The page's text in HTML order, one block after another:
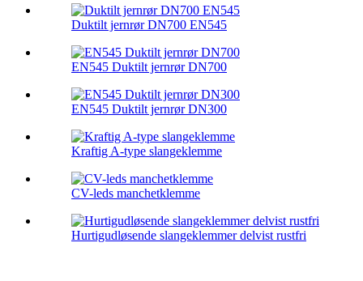
Duktilt jernrør DN700 EN545
EN545 Duktilt jernrør DN700
EN545 Duktilt jernrør DN300
Kraftig A-type slangeklemme
CV-leds manchetklemme
Hurtigudløsende slangeklemmer delvist rustfri